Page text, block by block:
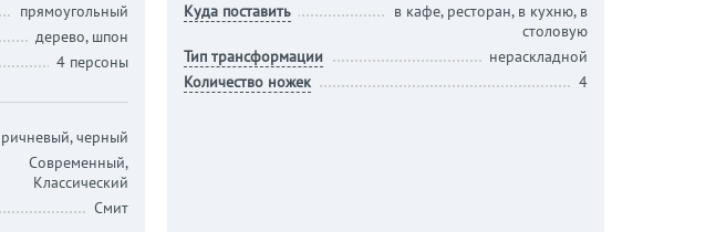
прямоугольный
дерево, шпон
4 персоны
черный
Современный,
Классический
Смит
Куда поставить
в кафе, ресторан, в кухню, в
столовую
Тип трансформации
нераскладной
Количество ножек
4